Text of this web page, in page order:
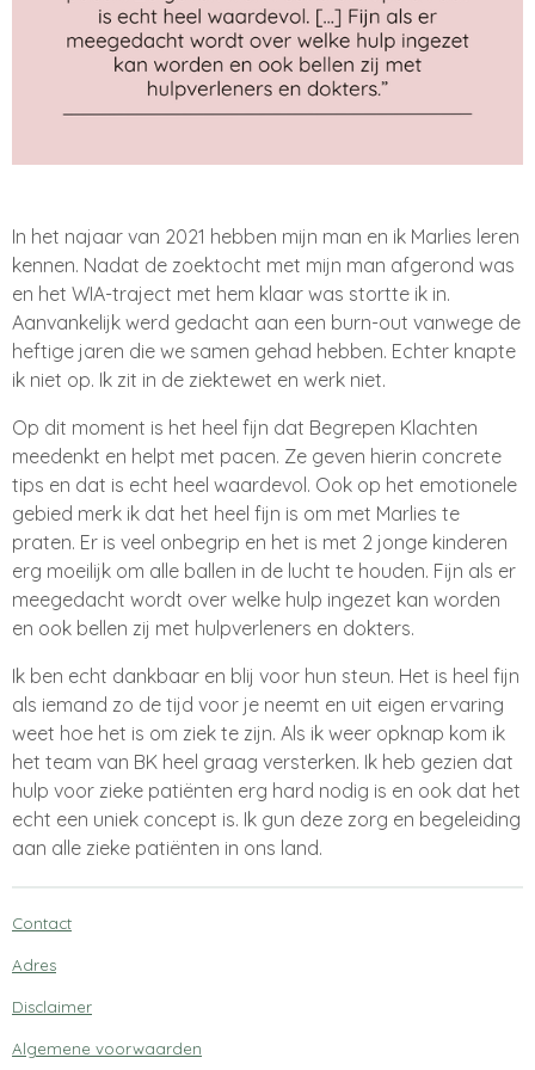
In het najaar van 2021 hebben mijn man en ik Marlies leren
kennen. Nadat de zoektocht met mijn man afgerond was
en het WIA-traject met hem klaar was stortte ik in.
Aanvankelijk werd gedacht aan een burn-out vanwege de
heftige jaren die we samen gehad hebben. Echter knapte
ik niet op. Ik zit in de ziektewet en werk niet.
Op dit moment is het heel fijn dat Begrepen Klachten
meedenkt en helpt met pacen. Ze geven hierin concrete
tips en dat is echt heel waardevol. Ook op het emotionele
gebied merk ik dat het heel fijn is om met Marlies te
praten. Er is veel onbegrip en het is met 2 jonge kinderen
erg moeilijk om alle ballen in de lucht te houden. Fijn als er
meegedacht wordt over welke hulp ingezet kan worden
en ook bellen zij met hulpverleners en dokters.
Ik ben echt dankbaar en blij voor hun steun. Het is heel fijn
als iemand zo de tijd voor je neemt en uit eigen ervaring
weet hoe het is om ziek te zijn. Als ik weer opknap kom ik
het team van BK heel graag versterken. Ik heb gezien dat
hulp voor zieke patiënten erg hard nodig is en ook dat het
echt een uniek concept is. Ik gun deze zorg en begeleiding
aan alle zieke patiënten in ons land.
Contact
Adres
Disclaimer
Algemene voorwaarden